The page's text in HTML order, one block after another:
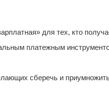
для тех, кто
платежным
сберечь и